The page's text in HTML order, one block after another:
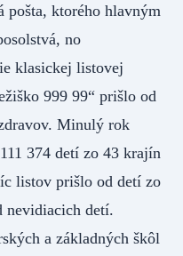
pošta, ktorého hlavným
no
klasickej listovej
999 99“ prišlo od
Minulý rok
374 detí zo 43 krajín
listov prišlo od detí zo
nevidiacich detí.
a základných škôl